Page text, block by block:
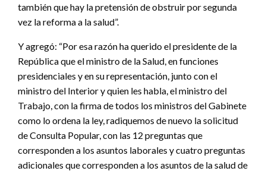
también que hay la pretensión de obstruir por segunda
vez la reforma a la salud”.
Y agregó: “Por esa razón ha querido el presidente de la
República que el ministro de la Salud, en funciones
presidenciales y en su representación, junto con el
ministro del Interior y quien les habla, el ministro del
Trabajo, con la firma de todos los ministros del Gabinete
como lo ordena la ley, radiquemos de nuevo la solicitud
de Consulta Popular, con las 12 preguntas que
corresponden a los asuntos laborales y cuatro preguntas
adicionales que corresponden a los asuntos de la salud de